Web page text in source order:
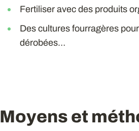
Fertiliser avec des produits
Des cultures fourragères
dérobées…
Moyens et